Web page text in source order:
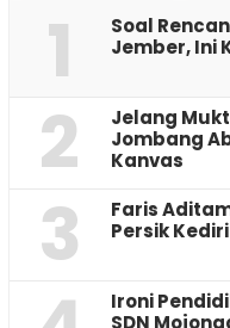
1
‎Soal
Jember, Ini
2
Jelang
Jombang
Kanvas
3
Faris
Persik Kediri
Ironi